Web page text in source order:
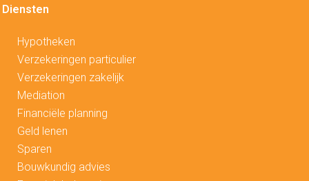
Diensten
Hypotheken
Verzekeringen particulier
Verzekeringen zakelijk
Mediation
Financiële planning
Geld lenen
Sparen
Bouwkundig advies